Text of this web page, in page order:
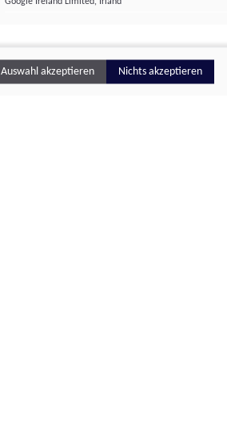
Auswahl akzeptieren Nichts akzeptieren